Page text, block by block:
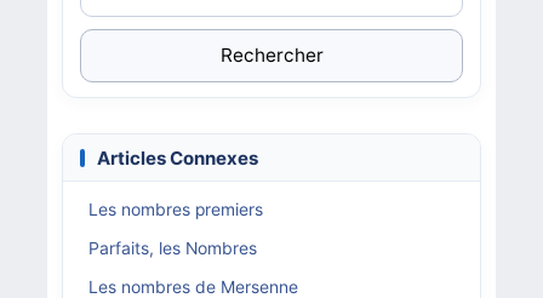
Rechercher
Articles Connexes
Les nombres premiers
Parfaits, les Nombres
Les nombres de Mersenne